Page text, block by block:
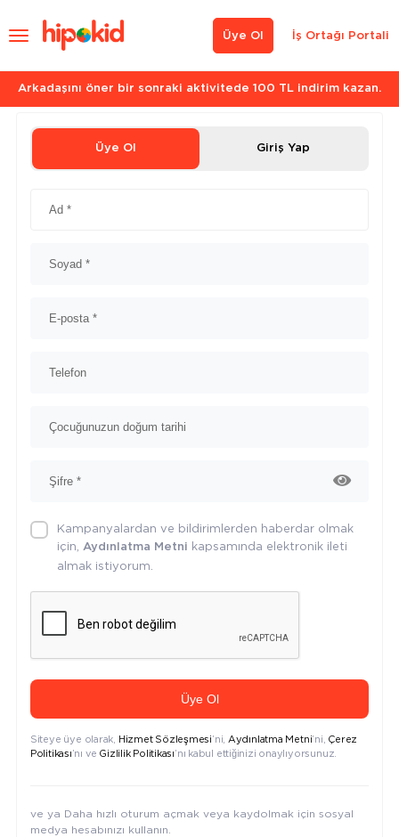
İş Ortağı Portali
Üye Ol
Arkadaşını öner bir sonraki aktivitede 100 TL indirim kazan.
Üye Ol Giriş Yap
Kampanyalardan ve bildirimlerden haberdar olmak
için, Aydınlatma Metni kapsamında elektronik ileti
almak istiyorum.
Üye Ol
Siteye üye olarak, Hizmet Sözleşmesi’ni, Aydınlatma Metni’ni, Çerez
Politikası’nı ve Gizlilik Politikası’nı kabul ettiğinizi onaylıyorsunuz.
ve ya Daha hızlı oturum açmak veya kaydolmak için sosyal
medya hesabınızı kullanın.